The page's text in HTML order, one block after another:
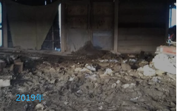
2019年